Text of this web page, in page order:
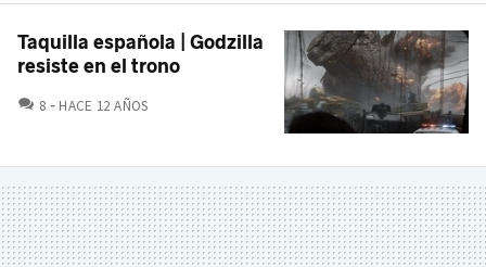
Taquilla española | Godzilla
resiste en el trono
8 COMENTARIOS
HACE 12 AÑOS